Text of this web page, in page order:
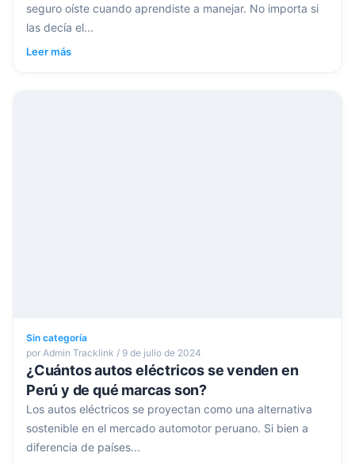
seguro oíste cuando aprendiste a manejar. No importa si
las decía el...
Leer más
Sin categoría
por Admin Tracklink / 9 de julio de 2024
¿Cuántos autos eléctricos se venden en
Perú y de qué marcas son?
Los autos eléctricos se proyectan como una alternativa
sostenible en el mercado automotor peruano. Si bien a
diferencia de países...